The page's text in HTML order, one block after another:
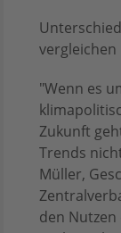
vergleichen
"Wenn es
Zukunft
Trends
Müller,
den Nutzen